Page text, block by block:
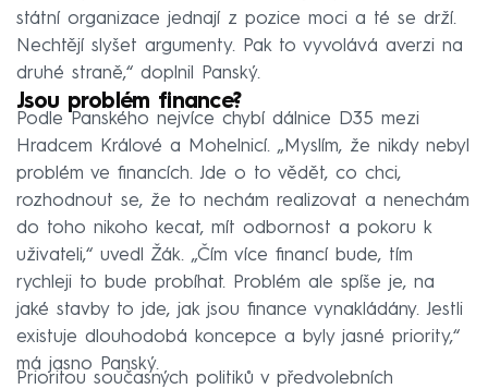
státní organizace jednají z pozice moci a té se drží.
Nechtějí slyšet argumenty. Pak to vyvolává averzi na
druhé straně,“ doplnil Panský.
Jsou problém finance?
Podle Panského nejvíce chybí dálnice D35 mezi
Hradcem Králové a Mohelnicí. „Myslím, že nikdy nebyl
problém ve financích. Jde o to vědět, co chci,
rozhodnout se, že to nechám realizovat a nenechám
do toho nikoho kecat, mít odbornost a pokoru k
uživateli,“ uvedl Žák. „Čím více financí bude, tím
rychleji to bude probíhat. Problém ale spíše je, na
jaké stavby to jde, jak jsou finance vynakládány. Jestli
existuje dlouhodobá koncepce a byly jasné priority,“
má jasno Panský.
Prioritou současných politiků v předvolebních